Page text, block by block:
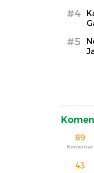
#4
#5
89
Komentar
43